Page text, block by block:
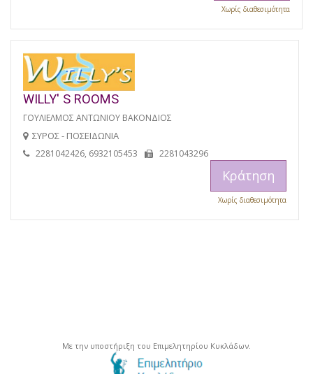
Χωρίς διαθεσιμότητα
WILLY' S ROOMS
ΓΟΥΛΙΕΛΜΟΣ ΑΝΤΩΝΙΟΥ ΒΑΚΟΝΔΙΟΣ
ΣΥΡΟΣ - ΠΟΣΕΙΔΩΝΙΑ
2281042426, 6932105453 2281043296
Κράτηση
Χωρίς διαθεσιμότητα
Με την υποστήριξη του Επιμελητηρίου Κυκλάδων.